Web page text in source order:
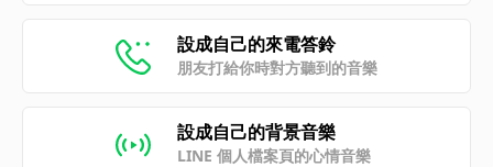
設成自己的來電答鈴
朋友打給你時對方聽到的音樂
設成自己的背景音樂
LINE 個人檔案頁的心情音樂